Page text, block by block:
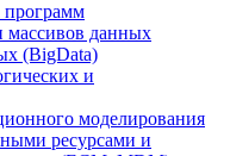
программ
массивов данных
(BigData)
и
моделирования
ресурсами и